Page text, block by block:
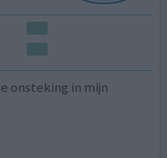
onsteking in mijn